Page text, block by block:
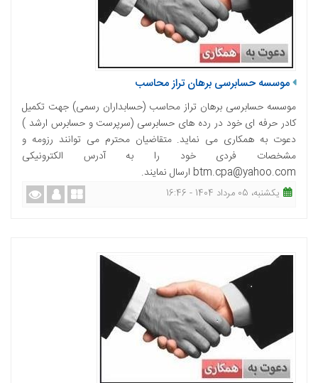
موسسه حسابرسی برهان تراز محاسب
موسسه حسابرسی برهان تراز محاسب (حسابداران رسمی) جهت تکمیل
کادر حرفه ای خود در رده های حسابرسی (سرپرست و حسابرس ارشد )
دعوت به همکاری می نماید. متقاضیان محترم می توانند رزومه و
مشخصات فردی خود را به آدرس الکترونیکی
btm.cpa@yahoo.com ارسال نمایند.
یکشنبه، 05 مرداد 1404 - 16:46